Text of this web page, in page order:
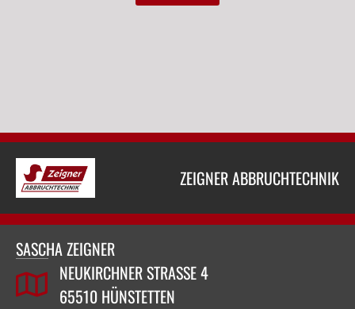
ZEIGNER ABBRUCHTECHNIK
SASCHA ZEIGNER
NEUKIRCHNER STRASSE 4
65510 HÜNSTETTEN